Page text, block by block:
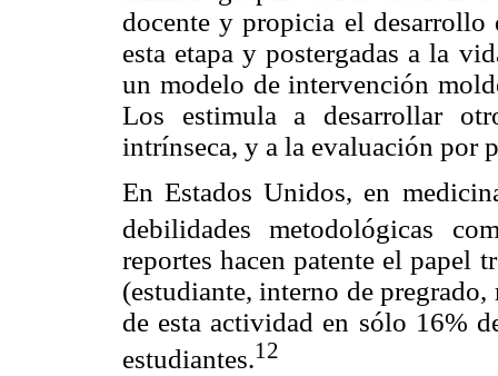
docente y propicia el desarrollo
esta etapa y postergadas a la
un modelo de intervención
Los estimula a desarrollar
intrínseca, y a la evaluación por
En Estados Unidos, en
debilidades metodológicas
reportes hacen patente el papel
(estudiante, interno de
de esta actividad en sólo 16%
estudiantes.12